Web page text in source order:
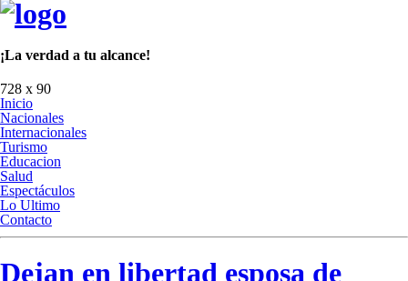
¡La verdad a tu alcance!
728 x 90
Inicio
Nacionales
Internacionales
Turismo
Educacion
Salud
Espectáculos
Lo Ultimo
Contacto
Dejan en libertad esposa de